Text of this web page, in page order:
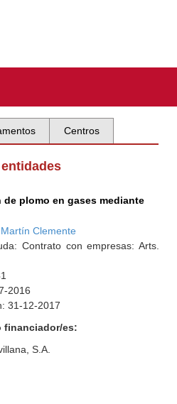
Centros
plomo en gases mediante
Clemente
Contrato con empresas: Arts.
2016
31-12-2017
financiador/es:
S.A.